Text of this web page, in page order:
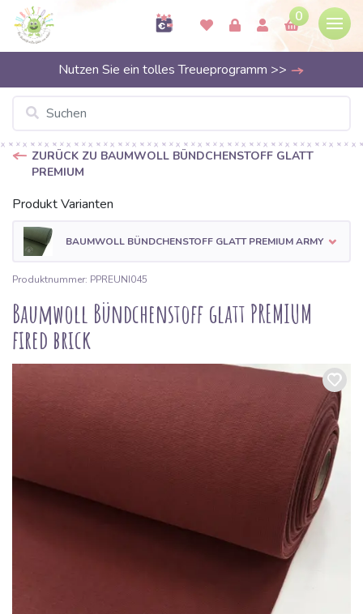
0
Nutzen Sie ein tolles Treueprogramm >>
ZURÜCK ZU BAUMWOLL BÜNDCHENSTOFF GLATT
PREMIUM
Produkt Varianten
BAUMWOLL BÜNDCHENSTOFF GLATT PREMIUM ARMY
Produktnummer: PPREUNI045
Baumwoll Bündchenstoff glatt PREMIUM
fired brick